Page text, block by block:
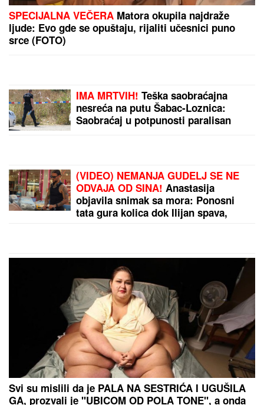
SPECIJALNA VEČERA Matora okupila najdraže
ljude: Evo gde se opuštaju, rijaliti učesnici puno
srce (FOTO)
IMA MRTVIH! Teška saobraćajna
nesreća na putu Šabac-Loznica:
Saobraćaj u potpunosti paralisan
(VIDEO) NEMANJA GUDELJ SE NE
ODVAJA OD SINA! Anastasija
objavila snimak sa mora: Ponosni
tata gura kolica dok Ilijan spava,
Svi su mislili da je PALA NA SESTRIĆA I UGUŠILA
GA, prozvali je "UBICOM OD POLA TONE", a onda